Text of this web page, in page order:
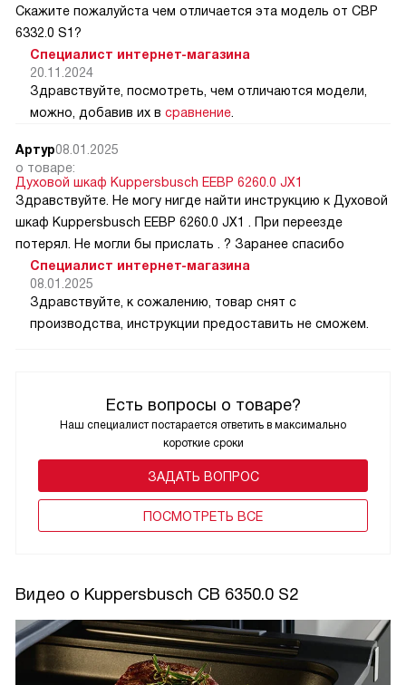
Есть вопросы о товаре?
Наш специалист постарается ответить в максимально
короткие сроки
ЗАДАТЬ ВОПРОС
ПОCМОТРЕТЬ ВСЕ
Скажите пожалуйста чем отличается эта модель от CВP
6332.0 S1?
Специалист интернет-магазина
20.11.2024
Здравствуйте, посмотреть, чем отличаются модели,
можно, добавив их в сравнение
Артур08.01.2025
о товаре:
Духовой шкаф Kuppersbusch EEBP 6260.0 JX1
Здравствуйте. Не могу нигде найти инструкцию к Духовой
шкаф Kuppersbusch EEBP 6260.0 JX1 . При переезде
потерял. Не могли бы прислать . ? Заранее спасибо
Специалист интернет-магазина
08.01.2025
Здравствуйте, к сожалению, товар снят с
производства, инструкции предоставить не сможем.
Видео о Kuppersbusch CB 6350.0 S2